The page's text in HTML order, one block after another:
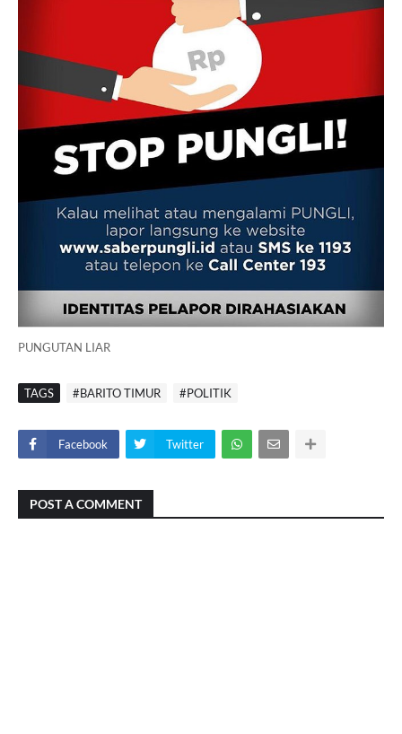
PUNGUTAN LIAR
TAGS #BARITO TIMUR #POLITIK
Facebook Twitter
POST A COMMENT